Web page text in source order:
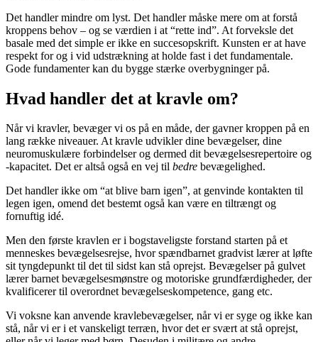
Det handler mindre om lyst. Det handler måske mere om at forstå
kroppens behov – og se værdien i at “rette ind”. At forveksle det
basale med det simple er ikke en succesopskrift. Kunsten er at have
respekt for og i vid udstrækning at holde fast i det fundamentale.
Gode fundamenter kan du bygge stærke overbygninger på.
Hvad handler det at kravle om?
Når vi kravler, bevæger vi os på en måde, der gavner kroppen på en
lang række niveauer. At kravle udvikler dine bevægelser, dine
neuromuskulære forbindelser og dermed dit bevægelsesrepertoire og
-kapacitet. Det er altså også en vej til bedre bevægelighed.
Det handler ikke om “at blive barn igen”, at genvinde kontakten til
legen igen, omend det bestemt også kan være en tiltrængt og
fornuftig idé.
Men den første kravlen er i bogstaveligste forstand starten på et
menneskes bevægelsesrejse, hvor spændbarnet gradvist lærer at løfte
sit tyngdepunkt til det til sidst kan stå oprejst. Bevægelser på gulvet
lærer barnet bevægelsesmønstre og motoriske grundfærdigheder, der
kvalificerer til overordnet bevægelseskompetence, gang etc.
Vi voksne kan anvende kravlebevægelser, når vi er syge og ikke kan
stå, når vi er i et vanskeligt terræn, hvor det er svært at stå oprejst,